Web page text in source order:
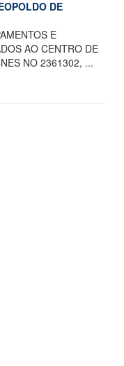
DE
E
AO CENTRO DE
NO 2361302, ...